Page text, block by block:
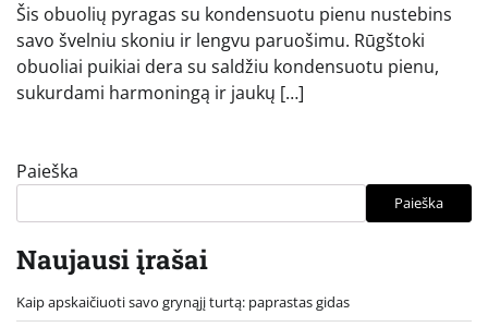
Šis obuolių pyragas su kondensuotu pienu nustebins
savo švelniu skoniu ir lengvu paruošimu. Rūgštoki
obuoliai puikiai dera su saldžiu kondensuotu pienu,
sukurdami harmoningą ir jaukų […]
Paieška
Paieška
Naujausi įrašai
Kaip apskaičiuoti savo grynąjį turtą: paprastas gidas